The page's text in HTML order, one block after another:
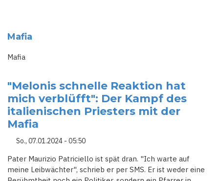
Mafia
Mafia
"Melonis schnelle Reaktion hat
mich verblüfft": Der Kampf des
italienischen Priesters mit der
Mafia
So., 07.01.2024 - 05:50
Pater Maurizio Patriciello ist spät dran. "Ich warte auf
meine Leibwächter", schrieb er per SMS. Er ist weder eine